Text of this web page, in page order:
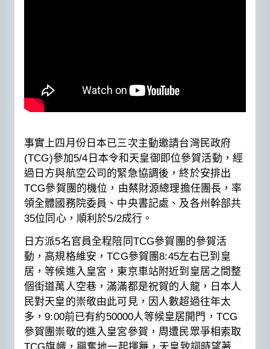
事實上四月份日本已三次主動邀請台灣民政府
(TCG)參加5/4日本令和天皇御即位參賀活動，經
過日方與航空公司的緊急協調後，終於安排出
TCG參賀團的機位，由蔡財源總理擔任團長，率
領全體國務院委員、中央書記處、及各州幹部共
35位同心，順利於5/2成行。
日方派5名官員全程陪同TCG參賀團的參賀活
動，高規格維安，TCG參賀團8:45左右已到皇
居，等候進入皇宮，東京車站附近到皇居之間整
個街道萬人空巷，滿滿都是祝賀的人龍，日本人
民對天皇的崇敬由此可見，因人數超過往年太
多，9:00前已有約50000人等候皇居開門，TCG
參賀團崇敬的進入皇宮參賀，周遭民眾爭相索取